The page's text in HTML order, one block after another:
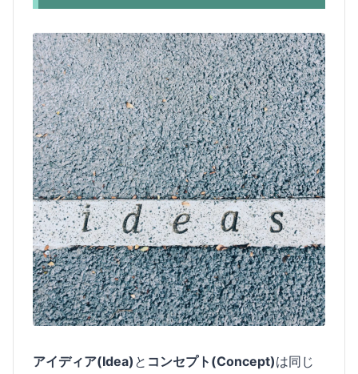
アイディア(Idea) と コンセプト(Concept)は同じ